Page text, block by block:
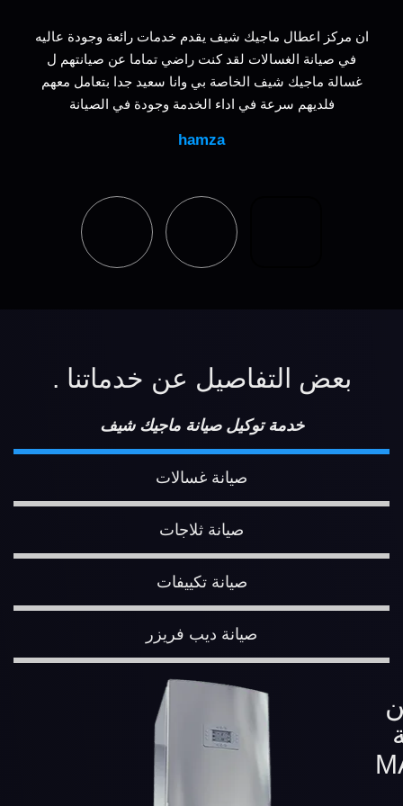
ان مركز اعطال ماجيك شيف يقدم خدمات رائعة وجودة عاليه
في صيانة الغسالات لقد كنت راضي تماما عن صيانتهم ل
غسالة ماجيك شيف الخاصة بي وانا سعيد جدا بتعامل معهم
فلديهم سرعة في اداء الخدمة وجودة في الصيانة
hamza
بعض التفاصيل عن خدماتنا .
خدمة توكيل صيانة ماجيك شيف
صيانة غسالات
صيانة ثلاجات
صيانة تكييفات
صيانة ديب فريزر